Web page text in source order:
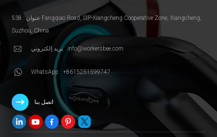
عنوان : 538 Fangqiao Road, SlP-Xiangcheng Cooperative Zone, Xiangcheng,
Suzhou, China
بريد إلكتروني : info@workersbee.com
WhatsApp : +8615251599747
اتصل بنا